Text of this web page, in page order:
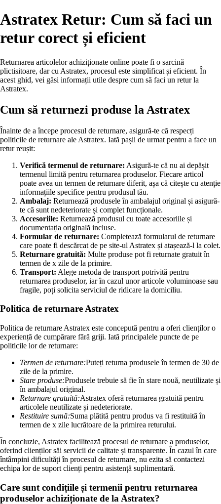
Astratex Retur: Cum să faci un
retur corect și eficient
Returnarea articolelor achiziționate online poate fi o sarcină
plictisitoare, dar cu Astratex, procesul este simplificat și eficient. În
acest ghid, vei găsi informații utile despre cum să faci un retur la
Astratex.
Cum să returnezi produse la Astratex
Înainte de a începe procesul de returnare, asigură-te că respecți
politicile de returnare ale Astratex. Iată pașii de urmat pentru a face un
retur reușit:
Verifică termenul de returnare: Asigură-te că nu ai depășit
termenul limită pentru returnarea produselor. Fiecare articol
poate avea un termen de returnare diferit, așa că citește cu atenție
informațiile specifice pentru produsul tău.
Ambalaj: Returnează produsele în ambalajul original și asigură-
te că sunt nedeteriorate și complet funcționale.
Accesoriile: Returnează produsul cu toate accesoriile și
documentația originală incluse.
Formular de returnare: Completează formularul de returnare
care poate fi descărcat de pe site-ul Astratex și atașează-l la colet.
Returnare gratuită: Multe produse pot fi returnate gratuit în
termen de x zile de la primire.
Transport: Alege metoda de transport potrivită pentru
returnarea produselor, iar în cazul unor articole voluminoase sau
fragile, poți solicita serviciul de ridicare la domiciliu.
Politica de returnare Astratex
Politica de returnare Astratex este concepută pentru a oferi clienților o
experiență de cumpărare fără griji. Iată principalele puncte de pe
politicile lor de returnare:
Termen de returnare:Puteți returna produsele în termen de 30 de
zile de la primire.
Stare produse:Produsele trebuie să fie în stare nouă, neutilizate și
în ambalajul original.
Returnare gratuită:Astratex oferă returnarea gratuită pentru
articolele neutilizate și nedeteriorate.
Restituire sumă:Suma plătită pentru produs va fi restituită în
termen de x zile lucrătoare de la primirea returului.
În concluzie, Astratex facilitează procesul de returnare a produselor,
oferind clienților săi servicii de calitate și transparente. În cazul în care
întâmpini dificultăți în procesul de returnare, nu ezita să contactezi
echipa lor de suport clienți pentru asistență suplimentară.
Care sunt condițiile și termenii pentru returnarea
produselor achiziționate de la Astratex?